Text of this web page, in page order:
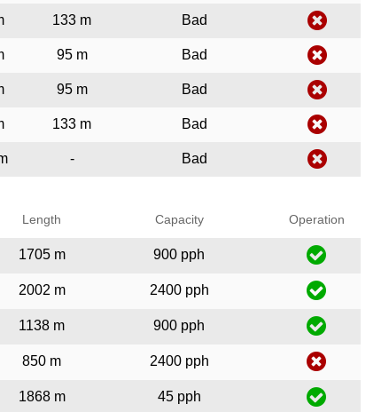
133 m Bad
95 m Bad
95 m Bad
133 m Bad
- Bad
Length Capacity Operation
1705 m 900 pph
2002 m 2400 pph
1138 m 900 pph
850 m 2400 pph
1868 m 45 pph